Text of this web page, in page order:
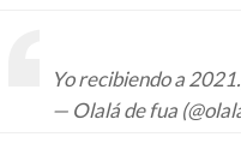
Yo recibiendo a 2021.
— Olalá de fua